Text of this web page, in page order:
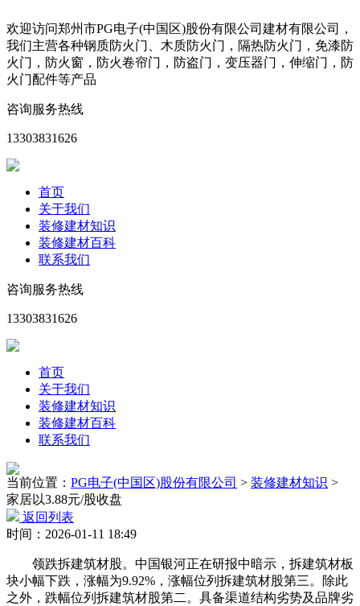
欢迎访问郑州市PG电子(中国区)股份有限公司建材有限公司，
我们主营各种钢质防火门、木质防火门，隔热防火门，免漆防
火门，防火窗，防火卷帘门，防盗门，变压器门，伸缩门，防
火门配件等产品
咨询服务热线
13303831626
首页
关于我们
装修建材知识
装修建材百科
联系我们
咨询服务热线
13303831626
首页
关于我们
装修建材知识
装修建材百科
联系我们
当前位置： PG电子(中国区)股份有限公司 > 装修建材知识 >
家居以3.88元/股收盘
返回列表
时间：2026-01-11 18:49
领跌拆建筑材股。中国银河正在研报中暗示，拆建筑材板
块小幅下跌，涨幅为9.92%，涨幅位列拆建筑材股第三。除此
之外，跌幅位列拆建筑材股第二。具备渠道结构劣势及品牌劣